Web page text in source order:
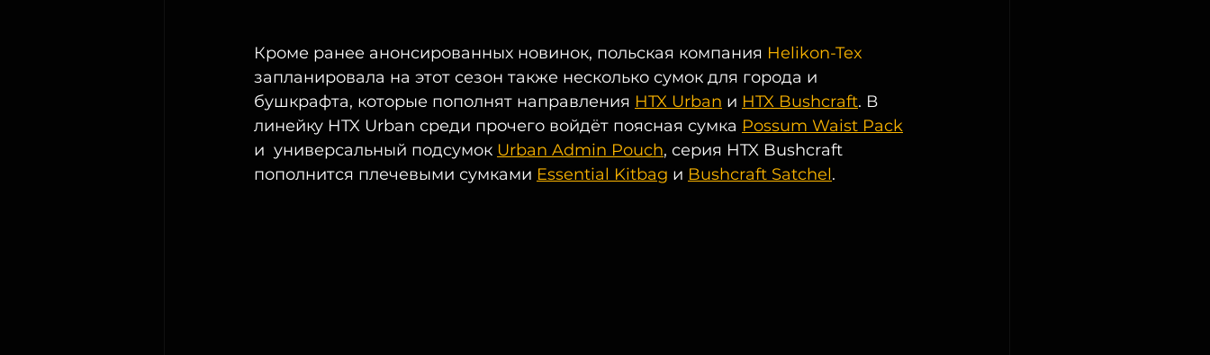
Кроме ранее анонсированных новинок, польская компания Helikon-Tex
запланировала на этот сезон также несколько сумок для города и
бушкрафта, которые пополнят направления HTX Urban и HTX Bushcraft. В
линейку HTX Urban среди прочего войдёт поясная сумка Possum Waist Pack
и  универсальный подсумок Urban Admin Pouch, серия HTX Bushcraft
пополнится плечевыми сумками Essential Kitbag и Bushcraft Satchel.